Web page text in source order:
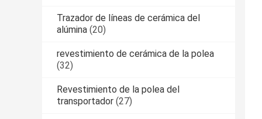
Trazador de líneas de cerámica del
alúmina (20)
revestimiento de cerámica de la polea
(32)
Revestimiento de la polea del
transportador (27)